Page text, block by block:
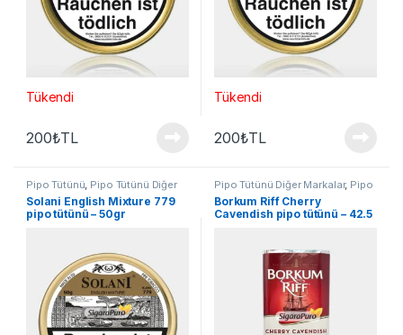
Tükendi
200₺TL
Tükendi
200₺TL
Pipo Tütünü Pipo Tütünü Diğer
Markalar
Solani English Mixture 779
pipo tütünü – 50gr
Pipo Tütünü Diğer Markalar, Pipo
Tütünü
Borkum Riff Cherry
Cavendish pipo tütünü – 42.5